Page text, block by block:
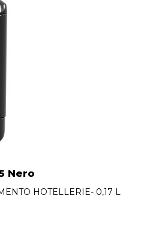
Nero
HOTELLERIE- 0,17 L